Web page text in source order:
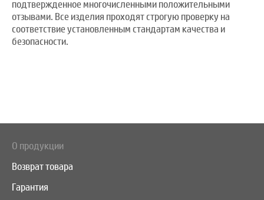
подтвержденное многочисленными положительными
отзывами. Все изделия проходят строгую проверку на
соответствие установленным стандартам качества и
безопасности.
О продукции
Возврат товара
Гарантия